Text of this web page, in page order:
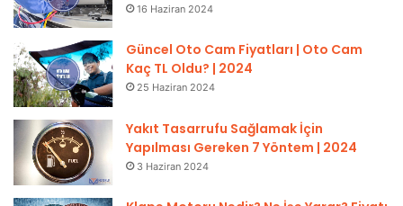
16 Haziran 2024
Güncel Oto Cam Fiyatları | Oto Cam
Kaç TL Oldu? | 2024
25 Haziran 2024
Yakıt Tasarrufu Sağlamak İçin
Yapılması Gereken 7 Yöntem | 2024
3 Haziran 2024